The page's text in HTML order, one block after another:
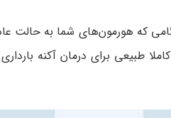
که هورمون‌های شما به حالت
طبیعی برای درمان آکنه